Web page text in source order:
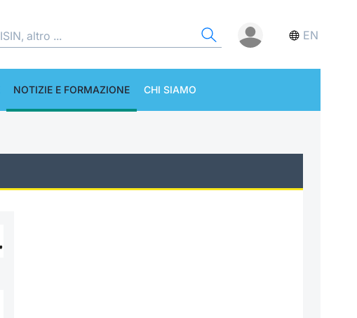
EN
NOTIZIE E FORMAZIONE CHI SIAMO